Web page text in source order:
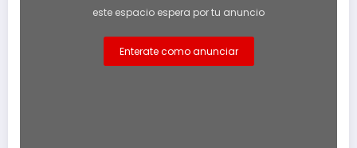
este espacio espera por tu anuncio
Enterate como anunciar